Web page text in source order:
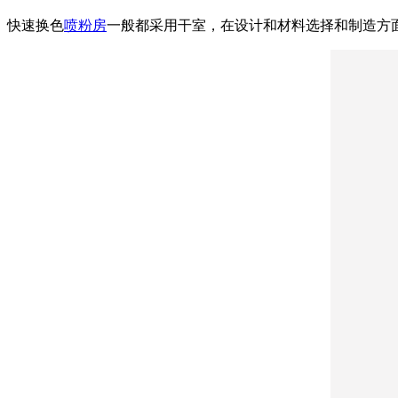
快速换色喷粉房一般都采用干室，在设计和材料选择和制造方